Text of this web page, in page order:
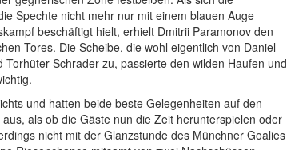
Spechte nicht mehr nur mit einem blauen Auge
beschäftigt hielt, erhielt Dmitrii Paramonov den
Tores. Die Scheibe, die wohl eigentlich von Daniel
Schrader zu, passierte den wilden Haufen und
und hatten beide beste Gelegenheiten auf den
als ob die Gäste nun die Zeit herunterspielen oder
nicht mit der Glanzstunde des Münchner Goalies